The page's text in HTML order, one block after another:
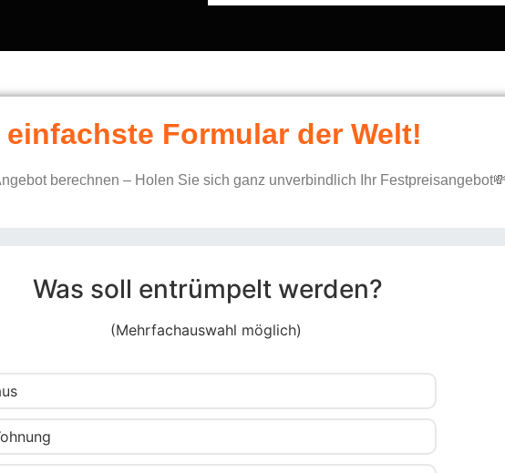
einfachste Formular der Welt!
berechnen – Holen Sie sich ganz unverbindlich Ihr
Was soll entrümpelt werden?
(Mehrfachauswahl möglich)